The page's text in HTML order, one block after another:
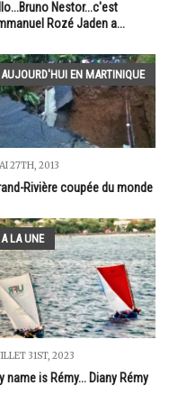
Nestor...c'est
Rozé Jaden a...
AUJOURD'HUI EN MARTINIQUE
27TH, 2013
Rivière coupée du monde
A LA UNE
31ST, 2023
name is Rémy... Diany Rémy